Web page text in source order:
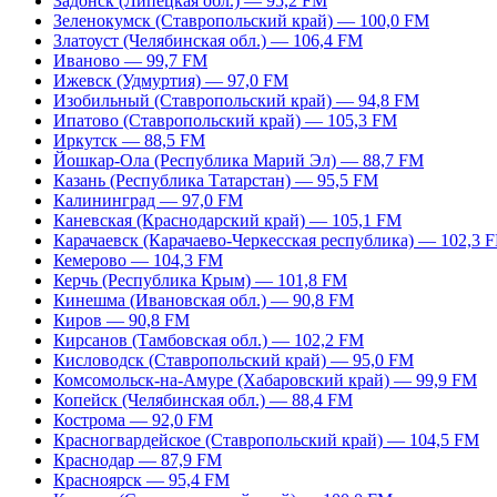
Зеленокумск (Ставропольский край) — 100,0 FM
Златоуст (Челябинская обл.) — 106,4 FM
Иваново — 99,7 FM
Ижевск (Удмуртия) — 97,0 FM
Изобильный (Ставропольский край) — 94,8 FM
Ипатово (Ставропольский край) — 105,3 FM
Иркутск — 88,5 FM
Йошкар-Ола (Республика Марий Эл) — 88,7 FM
Казань (Республика Татарстан) — 95,5 FM
Калининград — 97,0 FM
Каневская (Краснодарский край) — 105,1 FM
Карачаевск (Карачаево-Черкесская республика) — 102,3
Кемерово — 104,3 FM
Керчь (Республика Крым) — 101,8 FM
Кинешма (Ивановская обл.) — 90,8 FM
Киров — 90,8 FM
Кирсанов (Тамбовская обл.) — 102,2 FM
Кисловодск (Ставропольский край) — 95,0 FM
Комсомольск-на-Амуре (Хабаровский край) — 99,9 FM
Копейск (Челябинская обл.) — 88,4 FM
Кострома — 92,0 FM
Красногвардейское (Ставропольский край) — 104,5 FM
Краснодар — 87,9 FM
Красноярск — 95,4 FM